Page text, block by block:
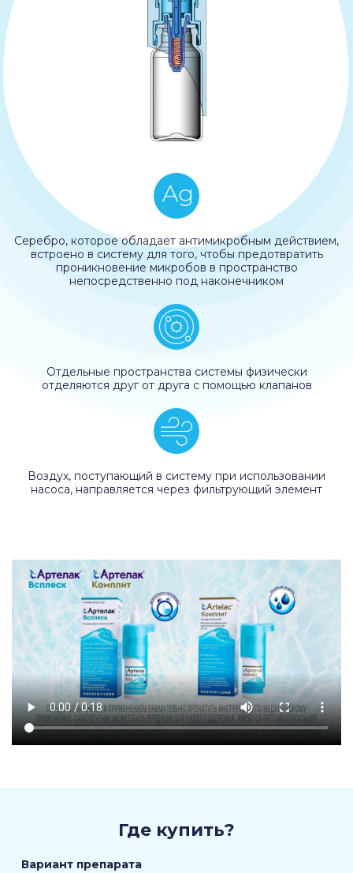
Серебро, которое обладает антимикробным действием,
встроено в систему для того, чтобы предотвратить
проникновение микробов в пространство
непосредственно под наконечником
Отдельные пространства системы физически
отделяются друг от друга с помощью клапанов
Воздух, поступающий в систему при использовании
насоса, направляется через фильтрующий элемент
Где купить?
Вариант препарата